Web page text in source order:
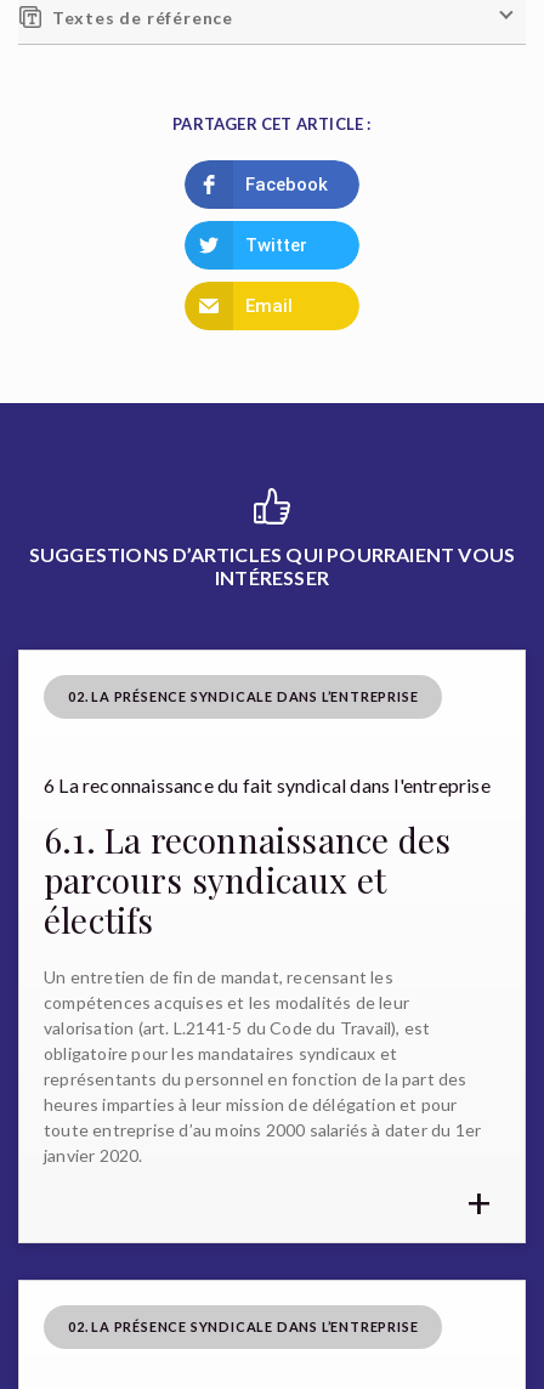
Textes de référence
PARTAGER CET ARTICLE :
Facebook
Twitter
Email
SUGGESTIONS D’ARTICLES QUI POURRAIENT VOUS
INTÉRESSER
02. LA PRÉSENCE SYNDICALE DANS L’ENTREPRISE
6 La reconnaissance du fait syndical dans l'entreprise
6.1. La reconnaissance des
parcours syndicaux et
électifs
Un entretien de fin de mandat, recensant les
compétences acquises et les modalités de leur
valorisation (art. L.2141-5 du Code du Travail), est
obligatoire pour les mandataires syndicaux et
représentants du personnel en fonction de la part des
heures imparties à leur mission de délégation et pour
toute entreprise d’au moins 2000 salariés à dater du 1er
janvier 2020.
+
02. LA PRÉSENCE SYNDICALE DANS L’ENTREPRISE